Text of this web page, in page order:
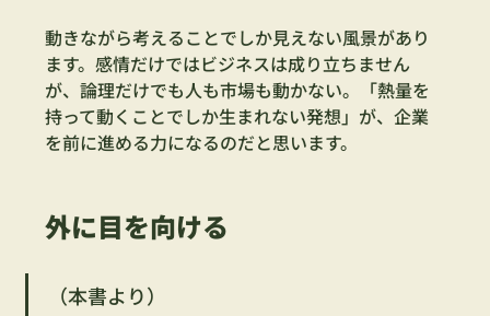
動きながら考えることでしか見えない風景があり
ます。感情だけではビジネスは成り立ちません
が、論理だけでも人も市場も動かない。「熱量を
持って動くことでしか生まれない発想」が、企業
を前に進める力になるのだと思います。
外に目を向ける
（本書より）